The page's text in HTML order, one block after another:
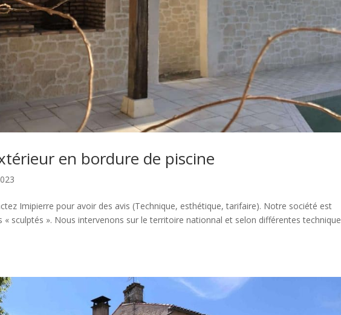
en bordure de piscine
Imipierre pour avoir des avis (Technique, esthétique, tarifaire). Notre société est
« sculptés ». Nous intervenons sur le territoire nationnal et selon différentes technique